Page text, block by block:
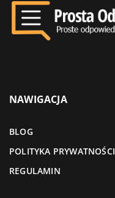
NAWIGACJA
BLOG
POLITYKA PRYWATNOŚCI
REGULAMIN